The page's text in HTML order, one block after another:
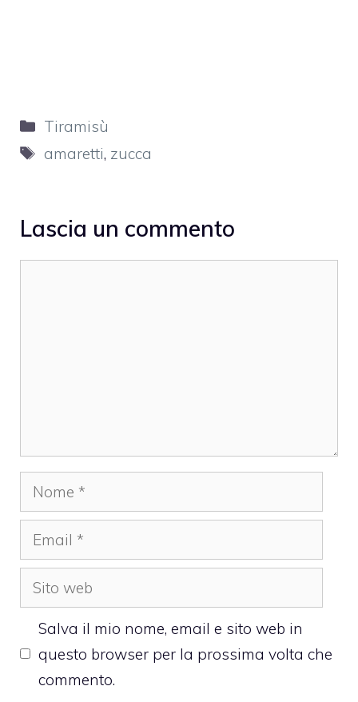
Categorie
Tiramisù
Tag
amaretti, zucca
Lascia un commento
Nome
Email
Sito
web
Salva il mio nome, email e sito web in
questo browser per la prossima volta che
commento.